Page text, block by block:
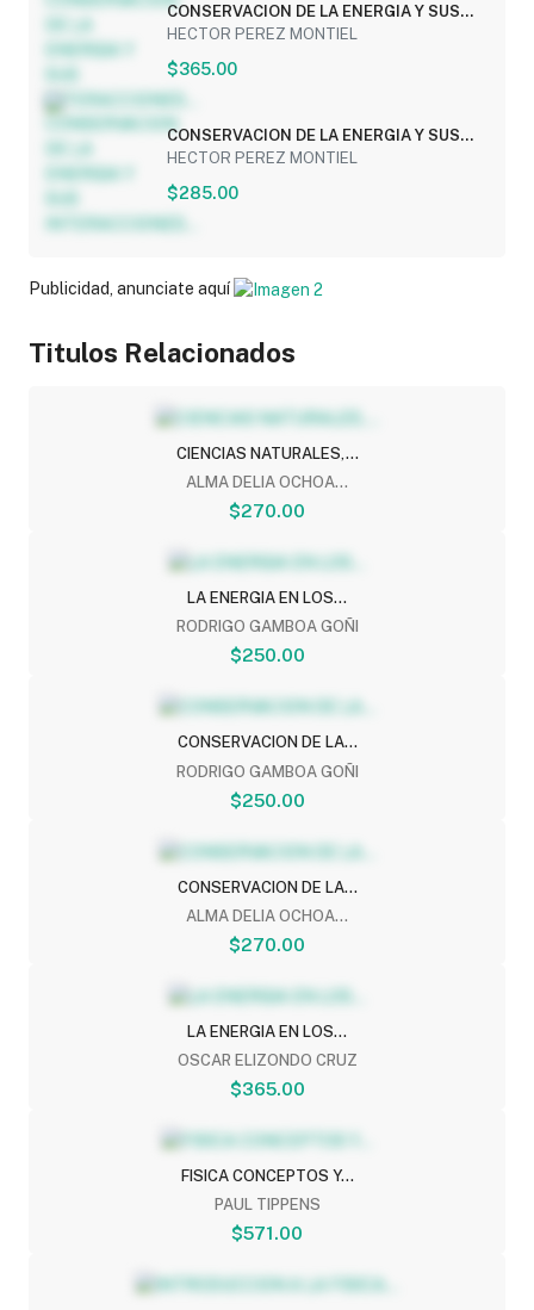
CONSERVACION DE LA ENERGIA Y SUS
INTERACCIONES...
HECTOR PEREZ MONTIEL
$365.00
CONSERVACION DE LA ENERGIA Y SUS
INTERACCIONES...
HECTOR PEREZ MONTIEL
$285.00
Publicidad, anunciate aquí
Titulos Relacionados
CIENCIAS NATURALES,...
ALMA DELIA OCHOA...
$270.00
LA ENERGIA EN LOS...
RODRIGO GAMBOA GOÑI
$250.00
CONSERVACION DE LA...
RODRIGO GAMBOA GOÑI
$250.00
CONSERVACION DE LA...
ALMA DELIA OCHOA...
$270.00
LA ENERGIA EN LOS...
OSCAR ELIZONDO CRUZ
$365.00
FISICA CONCEPTOS Y...
PAUL TIPPENS
$571.00